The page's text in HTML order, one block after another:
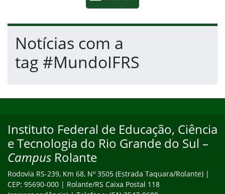
Fim da navegação
Início do conteúdo
Notícias com a
tag #MundoIFRS
Endereço
Instituto Federal de Educação, Ciência
e Tecnologia do Rio Grande do Sul –
Campus Rolante
Rodovia RS-239, Km 68, Nº 3505 (Estrada Taquara/Rolante) |
CEP: 95690-000 | Rolante/RS Caixa Postal 118